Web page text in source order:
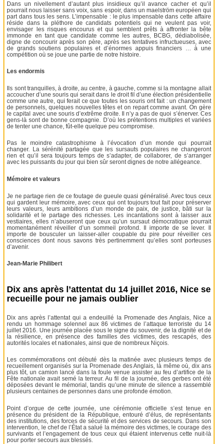
Dans un nivellement d’autant plus insidieux qu’il avance cacher et qu’il
pourrait nous laisser sans voix, sans espoir, dans un maelström européen qui
part dans tous les sens. L’impensable : le plus impensable dans cette affaire
réside dans la pléthore de candidats potentiels qui ne veulent pas voir,
envisager les risques encourus et qui semblent prêts à affronter la bête
immonde en tant que candidate comme les autres, BCBG, dédiabolisée,
digne de concourir après son père, après ses tentatives infructueuses, avec
de grands soutiens populaires et d’énormes appuis financiers … à une
compétition où se joue une partie de notre histoire.
Les endormis
Ils sont tranquilles, à droite, au centre, à gauche, comme si la montagne allait
accoucher d’une souris qui serait dans le droit fil d’une élection présidentielle
comme une autre, qui ferait ce que toutes les souris ont fait : un changement
de personnels, quelques nouvelles têtes et on repart comme avant. On gère
le capital avec une souris d’extrême droite. Il n’y a pas de quoi s’énerver. Ces
gens-là sont de bonne compagnie. D’où les prétentions multiples et variées
de tenter une chance, fût-elle quelque peu compromise.
Pas le moindre catastrophisme à l’évocation d’un monde qui pourrait
changer. La sérénité partagée que les sursauts populaires ne changeront
rien et qu’il sera toujours temps de s’adapter, de collaborer, de s’arranger
avec les puissants du jour qui bien sûr seront dignes de notre allégeance.
Mémoire et valeurs
Je ne partage rien de ce foutage de gueule quasi généralisé. Avec tous ceux
qui gardent leur mémoire, avec ceux qui ont toujours tout fait pour préserver
leurs valeurs, leurs ambitions d’un monde de paix, de justice, bâti sur la
solidarité et le partage des richesses. Les incantations sont à laisser aux
vestiaires, elles n’abuseront que ceux qu’un sursaut démocratique pourrait
momentanément réveiller d’un sommeil profond. Il importe de se lever. Il
importe de bousculer un laisser-aller coupable du pire pour réveiller ces
consciences dont nous savons très pertinemment qu’elles sont porteuses
d’avenir.
Jean-Marie Philibert
Dix ans après l’attentat du 14 juillet 2016, Nice se
recueille pour ne jamais oublier
Dix ans après l’attentat qui a endeuillé la Promenade des Anglais, Nice a
rendu un hommage solennel aux 86 victimes de l’attaque terroriste du 14
juillet 2016. Une journée placée sous le signe du souvenir, de la dignité et de
la résilience, en présence des familles des victimes, des rescapés, des
autorités locales et nationales, ainsi que de nombreux Niçois.
Les commémorations ont débuté dès la matinée avec plusieurs temps de
recueillement organisés sur la Promenade des Anglais, là même où, dix ans
plus tôt, un camion lancé dans la foule venue assister au feu d’artifice de la
Fête nationale avait semé la terreur. Au fil de la journée, des gerbes ont été
déposées devant le mémorial, tandis qu’une minute de silence a rassemblé
plusieurs centaines de personnes dans une profonde émotion.
Point d’orgue de cette journée, une cérémonie officielle s’est tenue en
présence du président de la République, entouré d’élus, de représentants
des institutions, des forces de sécurité et des services de secours. Dans son
intervention, le chef de l’État a salué la mémoire des victimes, le courage des
survivants et l’engagement de tous ceux qui étaient intervenus cette nuit-là
pour porter secours aux blessés.